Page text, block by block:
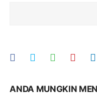
ANDA MUNGKIN